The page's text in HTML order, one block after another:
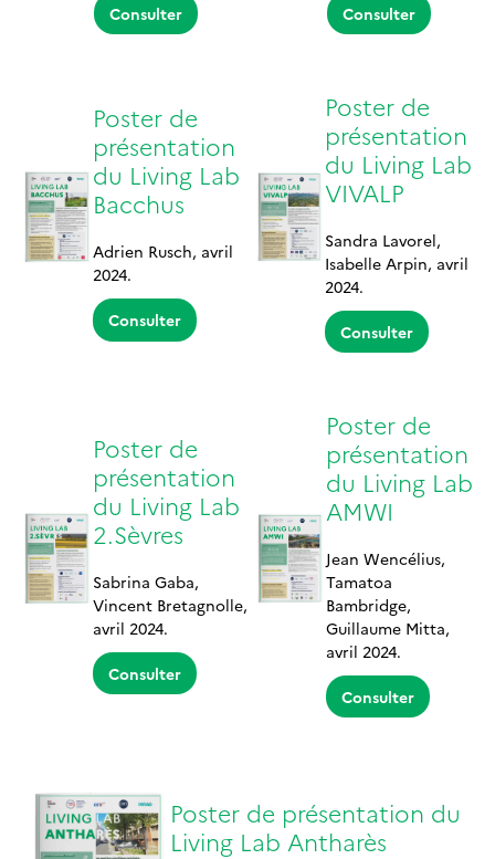
Consulter Consulter
Poster de
présentation
du Living Lab
Bacchus
Adrien Rusch, avril
2024.
Consulter
Poster de
présentation
du Living Lab
VIVALP
Sandra Lavorel,
Isabelle Arpin, avril
2024.
Consulter
Poster de
présentation
du Living Lab
2.Sèvres
Sabrina Gaba,
Vincent Bretagnolle,
avril 2024.
Consulter
Poster de
présentation
du Living Lab
AMWI
Jean Wencélius,
Tamatoa
Bambridge,
Guillaume Mitta,
avril 2024.
Consulter
Poster de présentation du
Living Lab Antharès